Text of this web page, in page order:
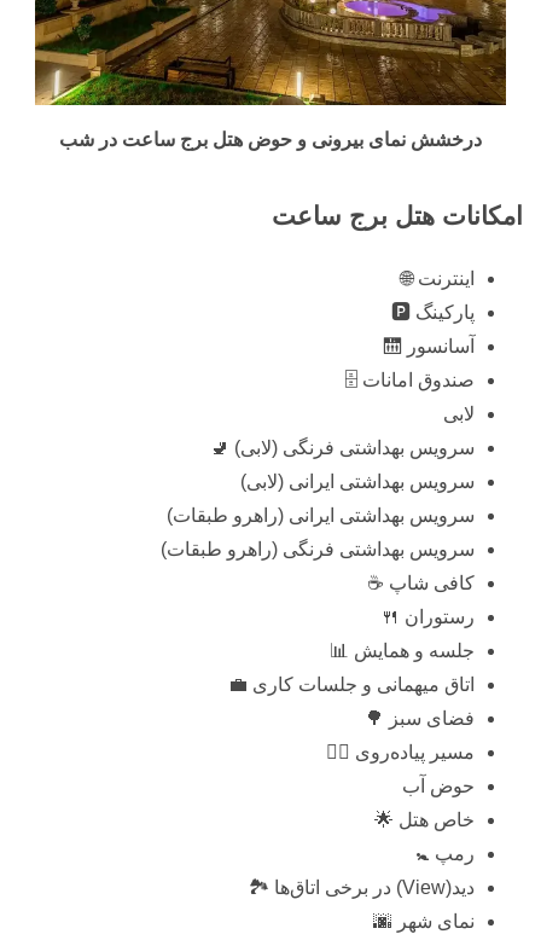
درخشش نمای بیرونی و حوض هتل برج ساعت در شب
امکانات هتل برج ساعت
اینترنت 🌐
پارکینگ 🅿️
آسانسور 🛗
صندوق امانات 🗄️
لابی
سرویس بهداشتی فرنگی (لابی) 🚽
سرویس بهداشتی ایرانی (لابی)
سرویس بهداشتی ایرانی (راهرو طبقات)
سرویس بهداشتی فرنگی (راهرو طبقات)
کافی شاپ ☕
رستوران 🍴
جلسه و همایش 📊
اتاق میهمانی و جلسات کاری 💼
فضای سبز 🌳
مسیر پیاده‌روی 🚶‍♂️
حوض آب
خاص هتل 🌟
رمپ 🚼
دید(View) در برخی اتاق‌ها 🏞️
نمای شهر 🌆